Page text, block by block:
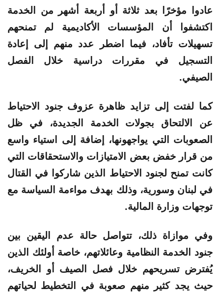
عادوا مؤخرًا بعد ثلاثة أو أربعة أشهر من الخدمة
اكتشفوا أن المؤسسات الأكاديمية لم تمنحهم
تسهيلات تأفاد، فيما اضطر عدد منهم إلى إعادة
التسجيل في مقررات دراسية خلال الفصل
الصيفي.
كما لفتت إلى تزايد ظاهرة عزوف جنود الاحتياط
عن الالتحاق بجولات الخدمة الجديدة، في ظل
الصعوبات التي يواجهونها، إضافة إلى استياء واسع
من قرار خفض بعض الامتيازات والاستحقاقات التي
كانت تمنح لجنود الاحتياط الذين شاركوا في القتال
في لبنان وسورية، وذلك بهدف مواءمة السياسة مع
توجهات وزارة المالية.
وفي موازاة ذلك، تتواصل حالة عدم اليقين بين
جنود الخدمة النظامية وعائلاتهم، خاصة أولئك الذين
يُفترض تسريحهم خلال فصل الصيف أو الخريف،
حيث يجد كثير منهم صعوبة في التخطيط لحياتهم